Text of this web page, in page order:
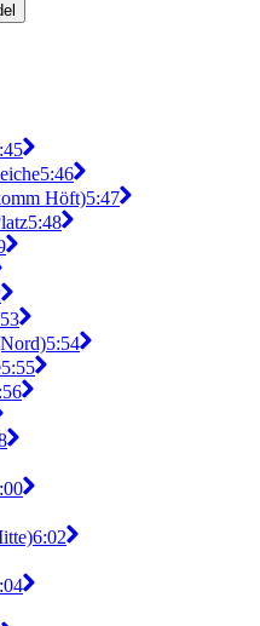
5:46
Höft)5:47
5:48
5:54
5:55
6:02